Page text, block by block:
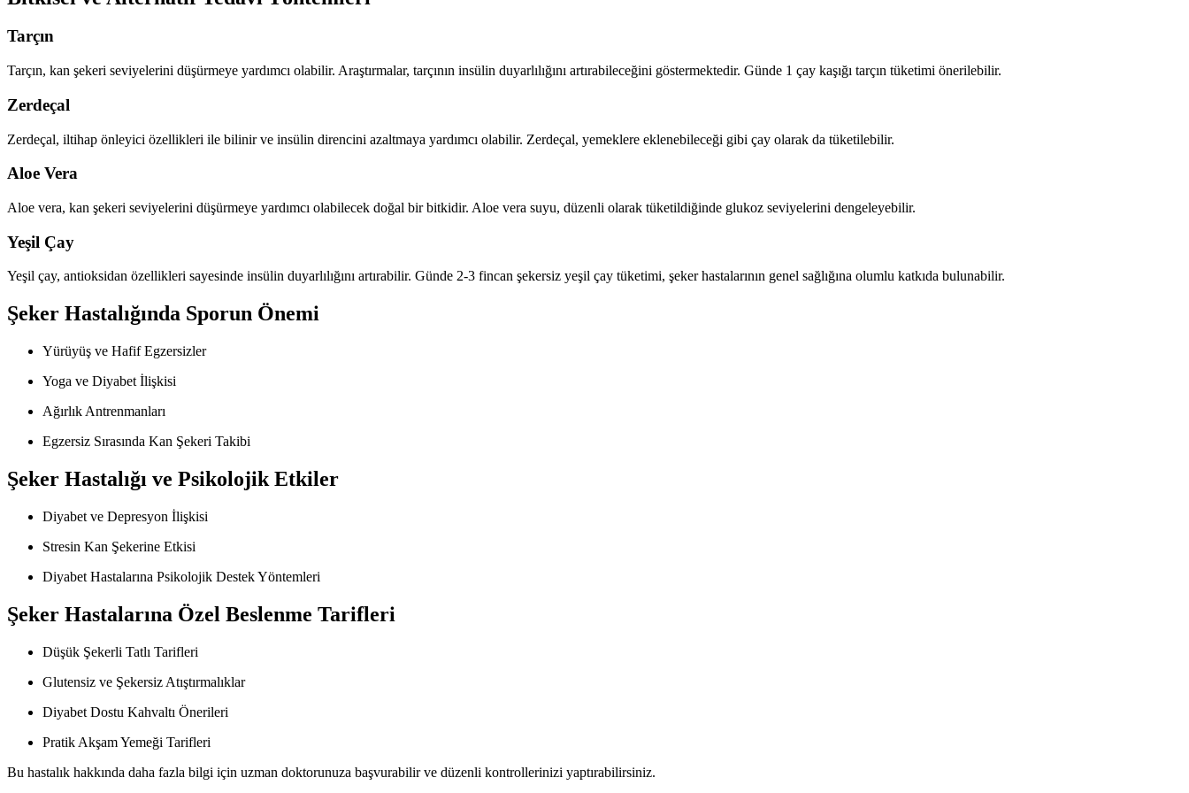
Tarçın
Tarçın, kan şekeri seviyelerini düşürmeye yardımcı olabilir. Araştırmalar, tarçının insülin duyarlılığını artırabileceğini göstermektedir. Günde 1 çay kaşığı tarçın tüketimi önerilebilir.
Zerdeçal
Zerdeçal, iltihap önleyici özellikleri ile bilinir ve insülin direncini azaltmaya yardımcı olabilir. Zerdeçal, yemeklere eklenebileceği gibi çay olarak da tüketilebilir.
Aloe Vera
Aloe vera, kan şekeri seviyelerini düşürmeye yardımcı olabilecek doğal bir bitkidir. Aloe vera suyu, düzenli olarak tüketildiğinde glukoz seviyelerini dengeleyebilir.
Yeşil Çay
Yeşil çay, antioksidan özellikleri sayesinde insülin duyarlılığını artırabilir. Günde 2-3 fincan şekersiz yeşil çay tüketimi, şeker hastalarının genel sağlığına olumlu katkıda bulunabilir.
Şeker Hastalığında Sporun Önemi
Yürüyüş ve Hafif Egzersizler
Yoga ve Diyabet İlişkisi
Ağırlık Antrenmanları
Egzersiz Sırasında Kan Şekeri Takibi
Şeker Hastalığı ve Psikolojik Etkiler
Diyabet ve Depresyon İlişkisi
Stresin Kan Şekerine Etkisi
Diyabet Hastalarına Psikolojik Destek Yöntemleri
Şeker Hastalarına Özel Beslenme Tarifleri
Düşük Şekerli Tatlı Tarifleri
Glutensiz ve Şekersiz Atıştırmalıklar
Diyabet Dostu Kahvaltı Önerileri
Pratik Akşam Yemeği Tarifleri
Bu hastalık hakkında daha fazla bilgi için uzman doktorunuza başvurabilir ve düzenli kontrollerinizi yaptırabilirsiniz.